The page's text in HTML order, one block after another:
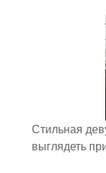
Стильная
выглядеть